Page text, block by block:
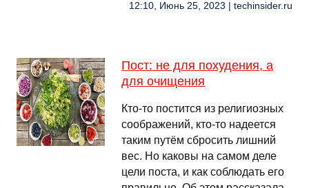
12:10, Июнь 25, 2023 | techinsider.ru
Пост: не для похудения, а
для очищения
Кто-то постится из религиозных
соображений, кто-то надеется
таким путём сбросить лишний
вес. Но каковы на самом деле
цели поста, и как соблюдать его